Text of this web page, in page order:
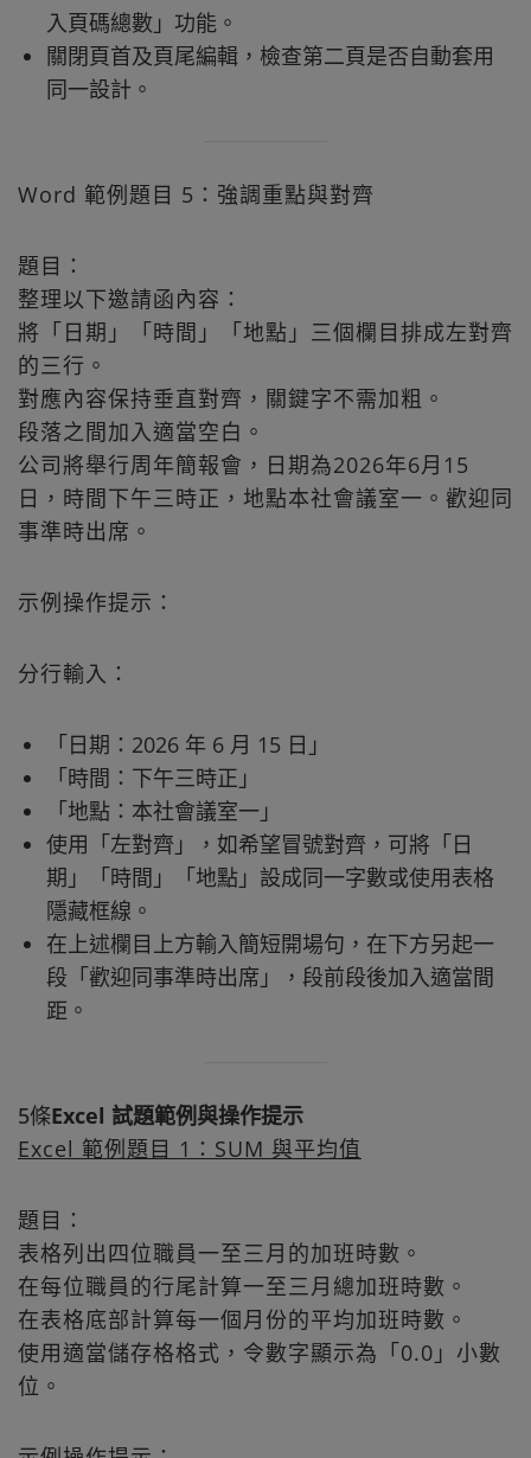
入頁碼總數」功能。
關閉頁首及頁尾編輯，檢查第二頁是否自動套用
同一設計。
Word 範例題目 5：強調重點與對齊
題目：
整理以下邀請函內容：
將「日期」「時間」「地點」三個欄目排成左對齊
的三行。
對應內容保持垂直對齊，關鍵字不需加粗。
段落之間加入適當空白。
公司將舉行周年簡報會，日期為2026年6月15
日，時間下午三時正，地點本社會議室一。歡迎同
事準時出席。
示例操作提示：
分行輸入：
「日期：2026 年 6 月 15 日」
「時間：下午三時正」
「地點：本社會議室一」
使用「左對齊」，如希望冒號對齊，可將「日
期」「時間」「地點」設成同一字數或使用表格
隱藏框線。
在上述欄目上方輸入簡短開場句，在下方另起一
段「歡迎同事準時出席」，段前段後加入適當間
距。
5條Excel 試題範例與操作提示
Excel 範例題目 1：SUM 與平均值
題目：
表格列出四位職員一至三月的加班時數。
在每位職員的行尾計算一至三月總加班時數。
在表格底部計算每一個月份的平均加班時數。
使用適當儲存格格式，令數字顯示為「0.0」小數
位。